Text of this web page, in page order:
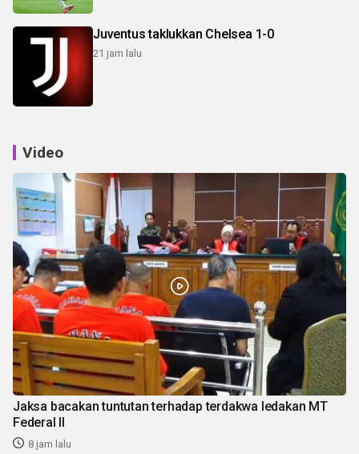
Juventus taklukkan Chelsea 1-0
21 jam lalu
Video
Jaksa bacakan tuntutan terhadap terdakwa ledakan MT
Federal II
8 jam lalu